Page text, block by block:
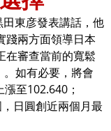
東彦發表講話，他
踐兩方面領導日本
在審查當前的寬鬆
。如有必要，將會
至102.640；
日圓創近兩個月最